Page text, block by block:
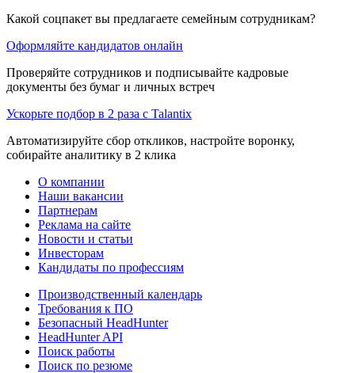
Какой соцпакет вы предлагаете семейным сотрудникам?
Оформляйте кандидатов онлайн
Проверяйте сотрудников и подписывайте кадровые
документы без бумаг и личных встреч
Ускорьте подбор в 2 раза с Talantix
Автоматизируйте сбор откликов, настройте воронку,
собирайте аналитику в 2 клика
О компании
Наши вакансии
Партнерам
Реклама на сайте
Новости и статьи
Инвесторам
Кандидаты по профессиям
Производственный календарь
Требования к ПО
Безопасный HeadHunter
HeadHunter API
Поиск работы
Поиск по резюме